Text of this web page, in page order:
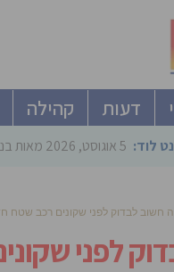
דעות קהילה
לוד: 5 אוגוסט, 2026 מאות
חשוב לבדוק לפני שקונים רכב שטח
לפני